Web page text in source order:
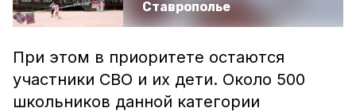
Ставрополье
При этом в приоритете остаются
участники СВО и их дети. Около 500
школьников данной категории